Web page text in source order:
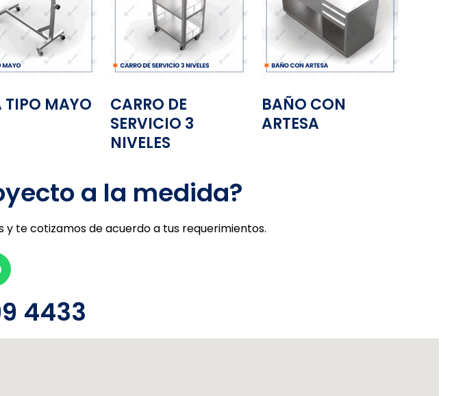
TIPO MAYO
CARRO DE
SERVICIO 3
NIVELES
BAÑO CON
ARTESA
a la medida?
te cotizamos de acuerdo a tus requerimientos.
4433